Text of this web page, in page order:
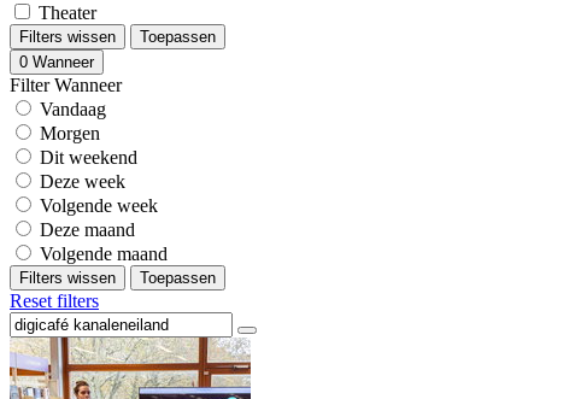
Theater
Filters wissen
Toepassen
0 Wanneer
Filter Wanneer
Vandaag
Morgen
Dit weekend
Deze week
Volgende week
Deze maand
Volgende maand
Filters wissen Toepassen
Reset filters